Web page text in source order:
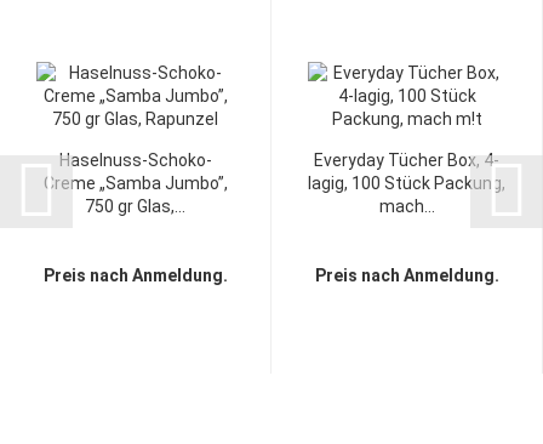
Haselnuss-Schoko-
Creme „Samba Jumbo”,
750 gr Glas,...
Preis nach Anmeldung.
Everyday Tücher Box, 4-
lagig, 100 Stück Packung,
mach...
Preis nach Anmeldung.